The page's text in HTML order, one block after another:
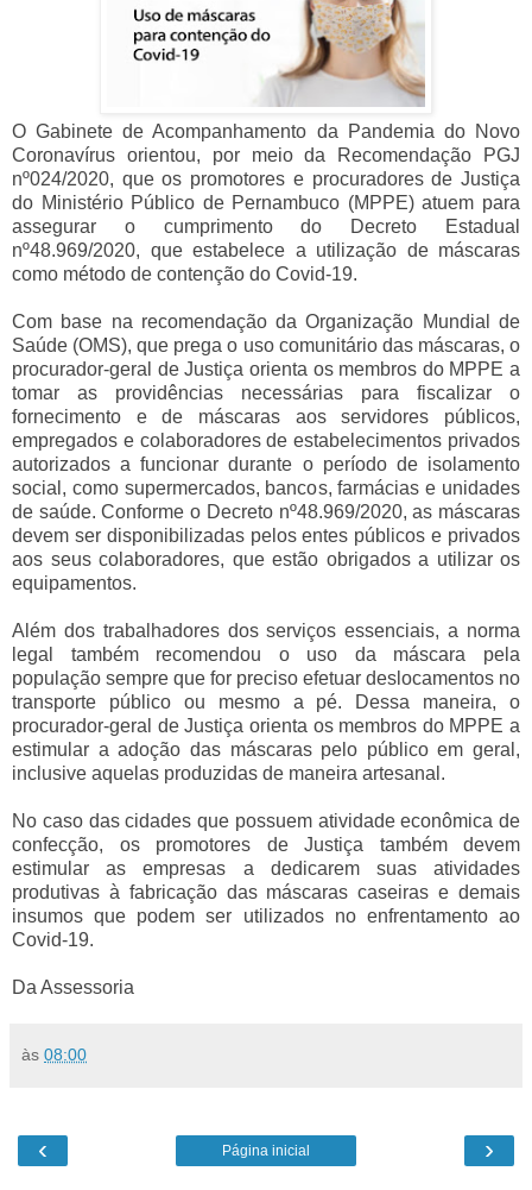
O Gabinete de Acompanhamento da Pandemia do Novo
Coronavírus orientou, por meio da Recomendação PGJ
nº024/2020, que os promotores e procuradores de Justiça
do Ministério Público de Pernambuco (MPPE) atuem para
assegurar o cumprimento do Decreto Estadual
nº48.969/2020, que estabelece a utilização de máscaras
como método de contenção do Covid-19.
Com base na recomendação da Organização Mundial de
Saúde (OMS), que prega o uso comunitário das máscaras, o
procurador-geral de Justiça orienta os membros do MPPE a
tomar as providências necessárias para fiscalizar o
fornecimento e de máscaras aos servidores públicos,
empregados e colaboradores de estabelecimentos privados
autorizados a funcionar durante o período de isolamento
social, como supermercados, bancos, farmácias e unidades
de saúde. Conforme o Decreto nº48.969/2020, as máscaras
devem ser disponibilizadas pelos entes públicos e privados
aos seus colaboradores, que estão obrigados a utilizar os
equipamentos.
Além dos trabalhadores dos serviços essenciais, a norma
legal também recomendou o uso da máscara pela
população sempre que for preciso efetuar deslocamentos no
transporte público ou mesmo a pé. Dessa maneira, o
procurador-geral de Justiça orienta os membros do MPPE a
estimular a adoção das máscaras pelo público em geral,
inclusive aquelas produzidas de maneira artesanal.
No caso das cidades que possuem atividade econômica de
confecção, os promotores de Justiça também devem
estimular as empresas a dedicarem suas atividades
produtivas à fabricação das máscaras caseiras e demais
insumos que podem ser utilizados no enfrentamento ao
Covid-19.
Da Assessoria
às 08:00
‹ ›
Página inicial